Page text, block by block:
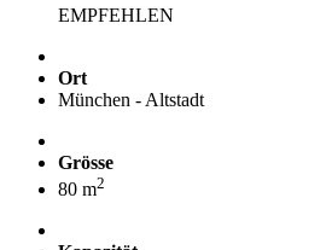
EMPFEHLEN
Ort
München - Altstadt
Grösse
80 m2